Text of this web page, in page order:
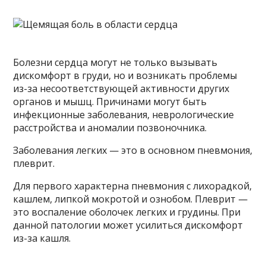
Болезни сердца могут не только вызывать
дискомфорт в груди, но и возникать проблемы
из-за несоответствующей активности других
органов и мышц. Причинами могут быть
инфекционные заболевания, неврологические
расстройства и аномалии позвоночника.
Заболевания легких — это в основном пневмония,
плеврит.
Для первого характерна пневмония с лихорадкой,
кашлем, липкой мокротой и ознобом. Плеврит —
это воспаление оболочек легких и грудины. При
данной патологии может усилиться дискомфорт
из-за кашля.